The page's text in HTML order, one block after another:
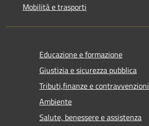
Mobilità e trasporti
Educazione e formazione
Giustizia e sicurezza pubblica
Tributi,finanze e contravvenzioni
Ambiente
Salute, benessere e assistenza